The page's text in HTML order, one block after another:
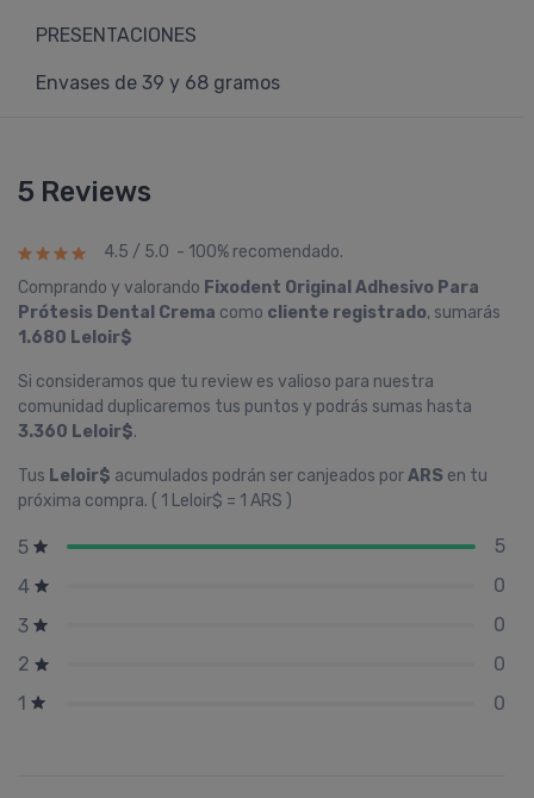
PRESENTACIONES
Envases de 39 y 68 gramos
5 Reviews
4.5 / 5.0 - 100% recomendado.
Comprando y valorando Fixodent Original Adhesivo Para
Prótesis Dental Crema como cliente registrado, sumarás
1.680 Leloir$
Si consideramos que tu review es valioso para nuestra
comunidad duplicaremos tus puntos y podrás sumas hasta
3.360 Leloir$.
Tus Leloir$ acumulados podrán ser canjeados porARS en tu
próxima compra. ( 1 Leloir$ = 1 ARS )
5
5
4
0
3
0
2
0
1
0